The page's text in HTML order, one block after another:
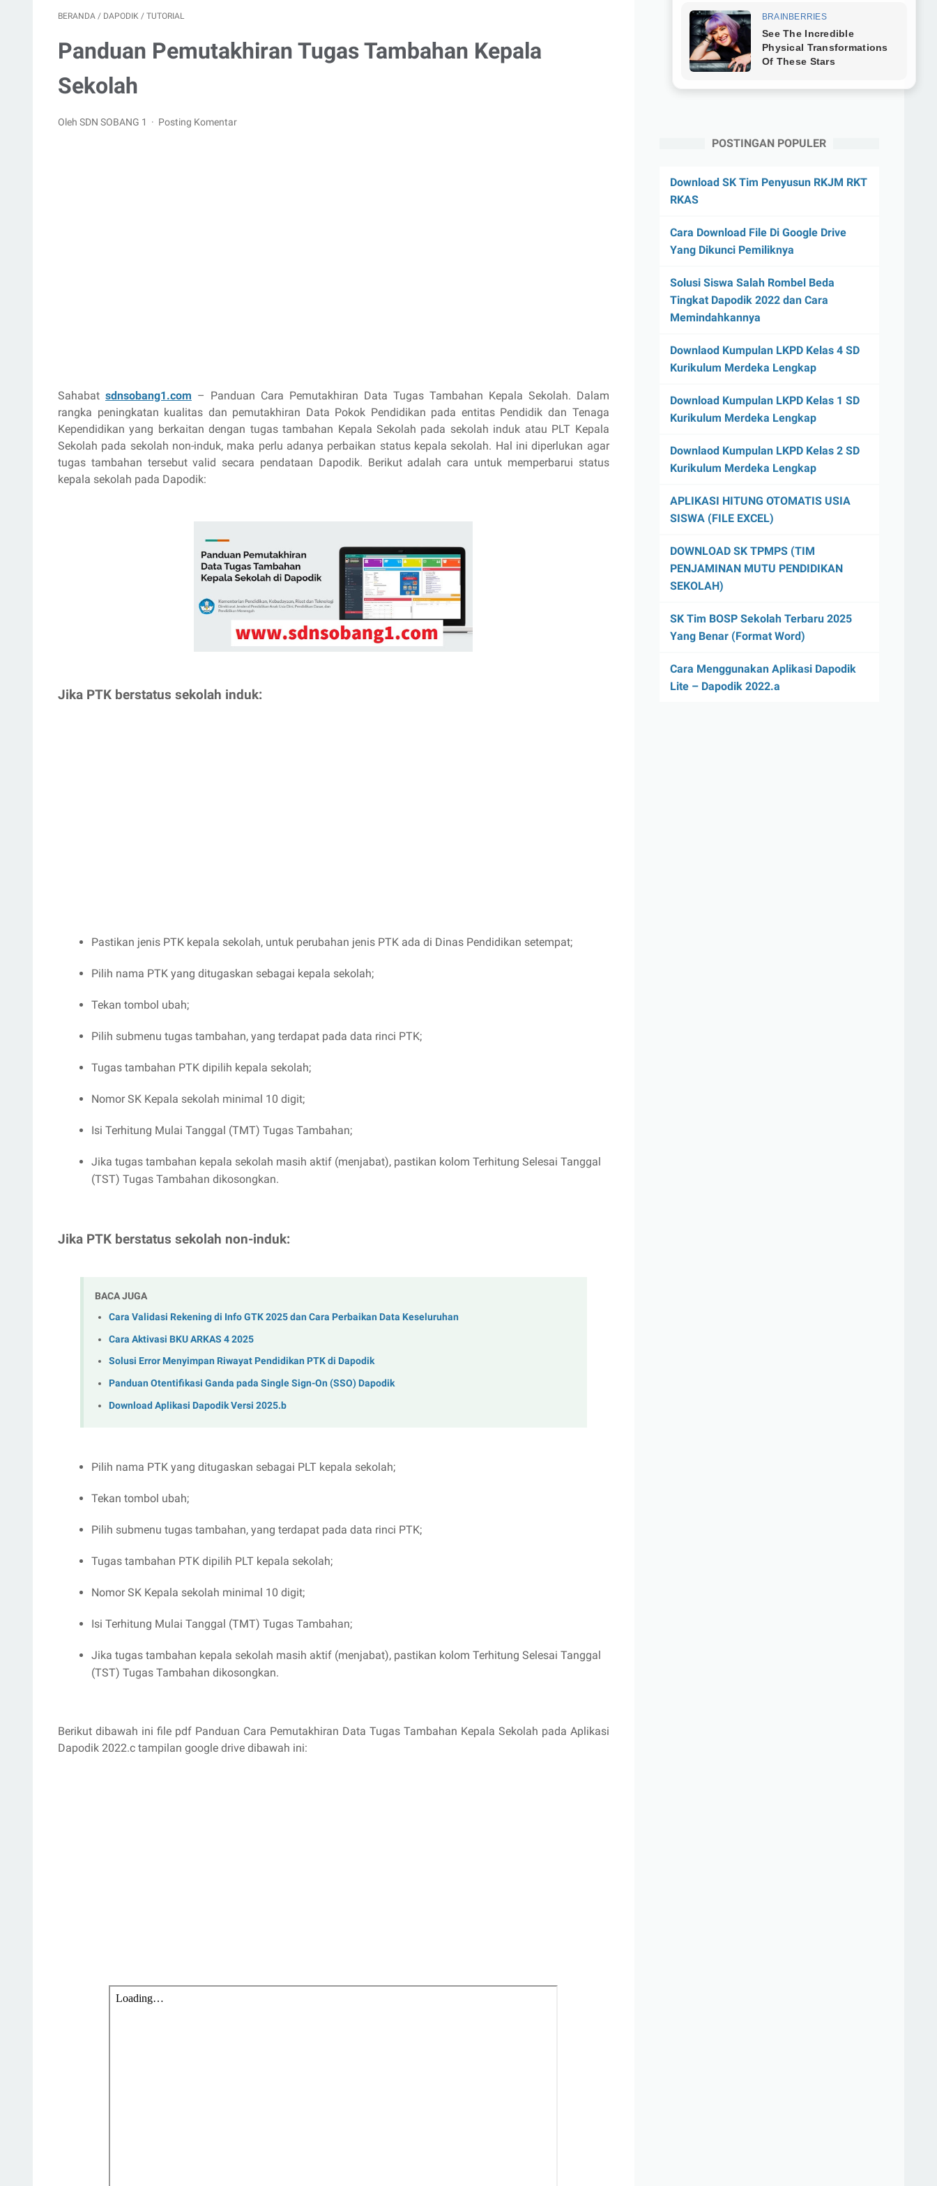
BERANDA / DAPODIK / TUTORIAL
Panduan Pemutakhiran Tugas Tambahan Kepala
Sekolah
Oleh SDN SOBANG 1 Posting Komentar
Sahabat sdnsobang1.com – Panduan Cara Pemutakhiran Data Tugas Tambahan Kepala Sekolah. Dalam
rangka peningkatan kualitas dan pemutakhiran Data Pokok Pendidikan pada entitas Pendidik dan Tenaga
Kependidikan yang berkaitan dengan tugas tambahan Kepala Sekolah pada sekolah induk atau PLT Kepala
Sekolah pada sekolah non-induk, maka perlu adanya perbaikan status kepala sekolah. Hal ini diperlukan agar
tugas tambahan tersebut valid secara pendataan Dapodik. Berikut adalah cara untuk memperbarui status
kepala sekolah pada Dapodik:
Jika PTK berstatus sekolah induk:
Pastikan jenis PTK kepala sekolah, untuk perubahan jenis PTK ada di Dinas Pendidikan setempat;
Pilih nama PTK yang ditugaskan sebagai kepala sekolah;
Tekan tombol ubah;
Pilih submenu tugas tambahan, yang terdapat pada data rinci PTK;
Tugas tambahan PTK dipilih kepala sekolah;
Nomor SK Kepala sekolah minimal 10 digit;
Isi Terhitung Mulai Tanggal (TMT) Tugas Tambahan;
Jika tugas tambahan kepala sekolah masih aktif (menjabat), pastikan kolom Terhitung Selesai Tanggal
(TST) Tugas Tambahan dikosongkan.
Jika PTK berstatus sekolah non-induk:
BACA JUGA
Cara Validasi Rekening di Info GTK 2025 dan Cara Perbaikan Data Keseluruhan
Cara Aktivasi BKU ARKAS 4 2025
Solusi Error Menyimpan Riwayat Pendidikan PTK di Dapodik
Panduan Otentifikasi Ganda pada Single Sign-On (SSO) Dapodik
Download Aplikasi Dapodik Versi 2025.b
Pilih nama PTK yang ditugaskan sebagai PLT kepala sekolah;
Tekan tombol ubah;
Pilih submenu tugas tambahan, yang terdapat pada data rinci PTK;
Tugas tambahan PTK dipilih PLT kepala sekolah;
Nomor SK Kepala sekolah minimal 10 digit;
Isi Terhitung Mulai Tanggal (TMT) Tugas Tambahan;
Jika tugas tambahan kepala sekolah masih aktif (menjabat), pastikan kolom Terhitung Selesai Tanggal
(TST) Tugas Tambahan dikosongkan.
Berikut dibawah ini file pdf Panduan Cara Pemutakhiran Data Tugas Tambahan Kepala Sekolah pada Aplikasi
Dapodik 2022.c tampilan google drive dibawah ini:
POSTINGAN POPULER
Download SK Tim Penyusun RKJM RKT
RKAS
Cara Download File Di Google Drive
Yang Dikunci Pemiliknya
Solusi Siswa Salah Rombel Beda
Tingkat Dapodik 2022 dan Cara
Memindahkannya
Downlaod Kumpulan LKPD Kelas 4 SD
Kurikulum Merdeka Lengkap
Download Kumpulan LKPD Kelas 1 SD
Kurikulum Merdeka Lengkap
Downlaod Kumpulan LKPD Kelas 2 SD
Kurikulum Merdeka Lengkap
APLIKASI HITUNG OTOMATIS USIA
SISWA (FILE EXCEL)
DOWNLOAD SK TPMPS (TIM
PENJAMINAN MUTU PENDIDIKAN
SEKOLAH)
SK Tim BOSP Sekolah Terbaru 2025
Yang Benar (Format Word)
Cara Menggunakan Aplikasi Dapodik
Lite – Dapodik 2022.a